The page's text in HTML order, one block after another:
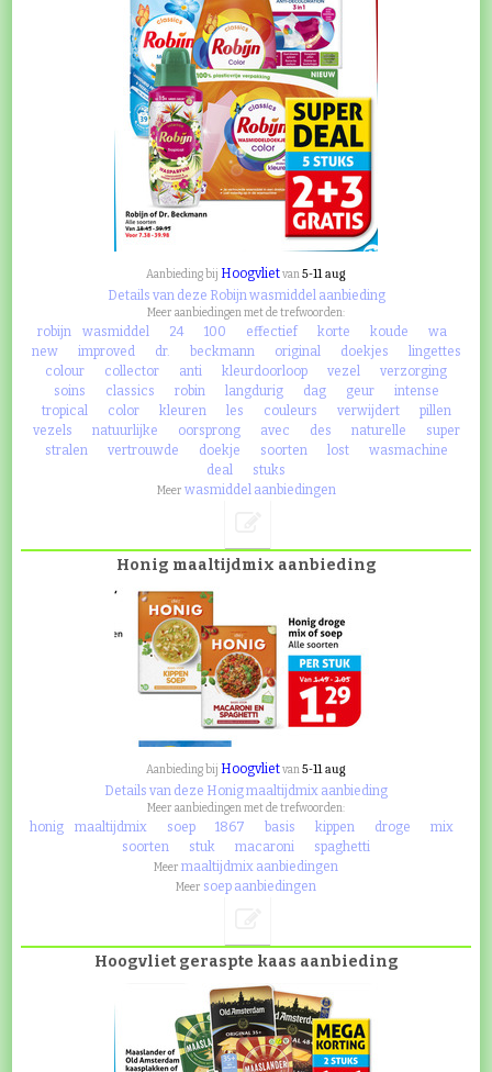
Aanbieding bij Hoogvlietvan5-11 aug
Details van deze Robijn wasmiddel aanbieding
Meer aanbiedingen met de trefwoorden:
robijn wasmiddel 24 100 effectief korte koude
wa
new
improved dr. beckmann original doekjes
lingettes
colour
collector anti kleurdoorloop vezel
verzorging
soins
classics robin langdurig dag geur
intense
tropical
color kleuren les couleurs verwijdert
pillen
vezels
natuurlijke oorsprong avec des naturelle
super
stralen
vertrouwde doekje soorten lost
wasmachine
deal
stuks
Meer wasmiddel aanbiedingen
Honig maaltijdmix aanbieding
Aanbieding bij Hoogvlietvan5-11 aug
Details van deze Honig maaltijdmix aanbieding
Meer aanbiedingen met de trefwoorden:
honig maaltijdmix soep 1867 basis kippen droge
mix
soorten
stuk macaroni spaghetti
Meer maaltijdmix aanbiedingen
Meer soep aanbiedingen
Hoogvliet geraspte kaas aanbieding